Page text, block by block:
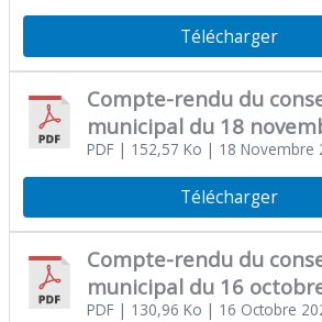
Télécharger
Compte-rendu du
municipal du 18
PDF| 152,57 Ko | 18 Novembre
Télécharger
Compte-rendu du
municipal du 16
PDF| 130,96 Ko | 16 Octobre